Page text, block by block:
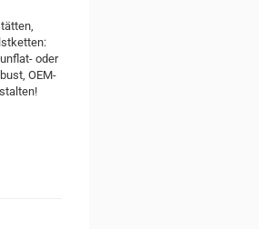
oder
OEM-